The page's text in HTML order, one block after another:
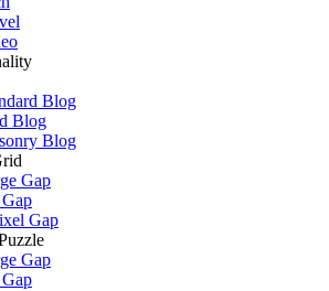
Blog
Blog
Blog
Gap
Gap
Gap